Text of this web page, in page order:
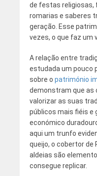
de festas religiosas,
romarias e saberes
geração. Esse
vezes, o que faz um
A relação entre
estudada um pouco
sobre o património
demonstram que as
valorizar as suas
públicos mais fiéis e
económico
aqui um trunfo
queijo, o cobertor de
aldeias são
consegue replicar.